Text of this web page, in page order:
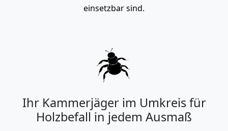
einsetzbar sind.
Ihr Kammerjäger im Umkreis für
Holzbefall in jedem Ausmaß